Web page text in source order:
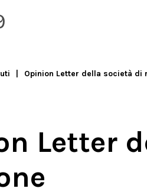
Opinion Letter della società di
Letter